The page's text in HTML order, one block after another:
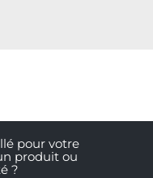
pour votre
produit ou
?